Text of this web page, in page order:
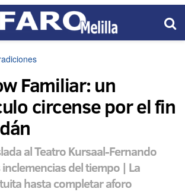
Familiar: un
circense por el fin
al Teatro Kursaal-Fernando
del tiempo | La
hasta completar aforo